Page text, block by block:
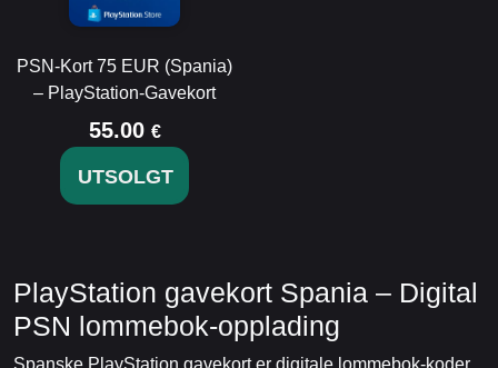
PSN-Kort 75 EUR (Spania)
– PlayStation-Gavekort
55.00 €
UTSOLGT
PlayStation gavekort Spania – Digital
PSN lommebok-opplading
Spanske PlayStation gavekort er digitale lommebok-koder